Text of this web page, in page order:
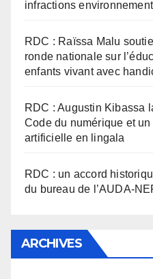
infractions
RDC : Raïssa Malu
ronde nationale sur
enfants vivant avec
RDC : Augustin Kibassa
Code du numérique et
artificielle en lingala
RDC : un accord
du bureau de l’AUDA-
ARCHIVES